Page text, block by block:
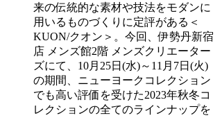
来の伝統的な素材や技法をモダンに
用いるものづくりに定評がある＜
KUON/クオン＞。今回、伊勢丹新宿
店 メンズ館2階 メンズクリエーター
ズにて、10月25日(水)～11月7日(火)
の期間、ニューヨークコレクション
でも高い評価を受けた2023年秋冬コ
レクションの全てのラインナップを